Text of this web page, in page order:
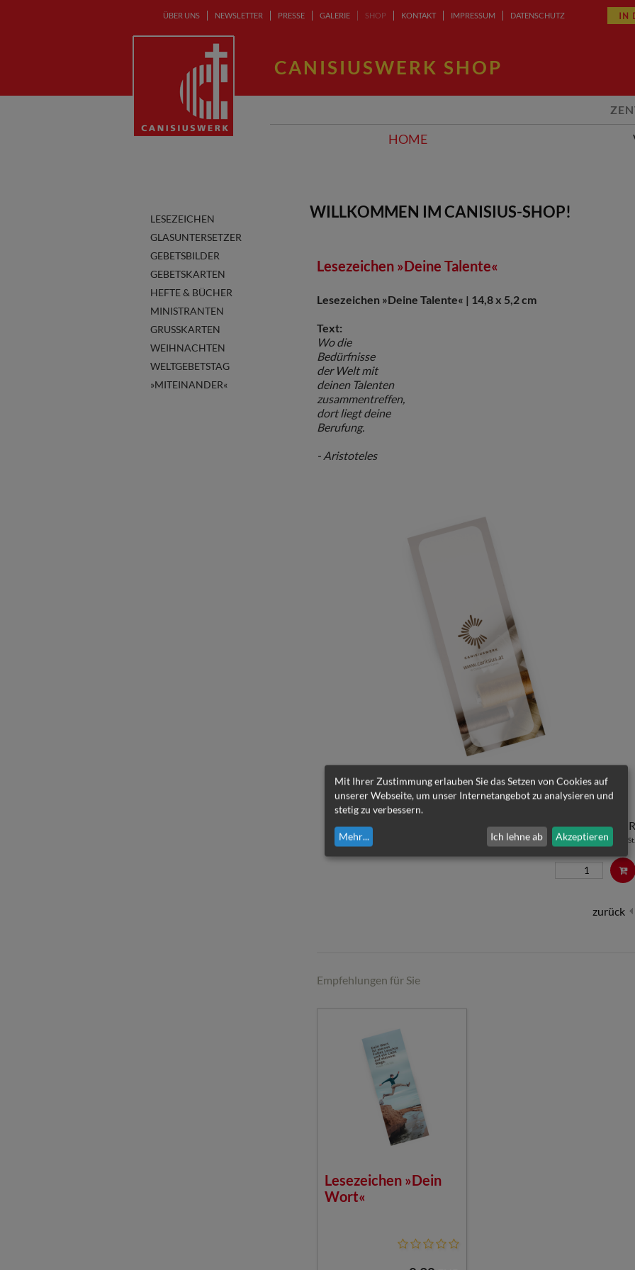
IN
ÜBER UNS NEWSLETTER PRESSE GALERIE SHOP KONTAKT IMPRESSUM DATENSCHUTZ
CANISIUSWERK SHOP
HOME
LESEZEICHEN
GLASUNTERSETZER
GEBETSBILDER
GEBETSKARTEN
HEFTE & BÜCHER
MINISTRANTEN
GRUSSKARTEN
WEIHNACHTEN
WELTGEBETSTAG
»MITEINANDER«
WILLKOMMEN IM CANISIUS-SHOP!
Lesezeichen »Deine Talente«
Lesezeichen »Deine Talente« | 14,8 x 5,2 cm
Text:
Wo die
Bedürfnisse
der Welt mit
deinen Talenten
zusammentreffen,
dort liegt deine
Berufung.
- Aristoteles
0,30EUR
inkl. MwSt.
zurück
Empfehlungen für Sie
Lesezeichen »Dein
Wort«
Mit Ihrer Zustimmung erlauben Sie das Setzen von Cookies auf
unserer Webseite, um unser Internetangebot zu analysieren und
stetig zu verbessern.
Mehr... Ich lehne ab Akzeptieren